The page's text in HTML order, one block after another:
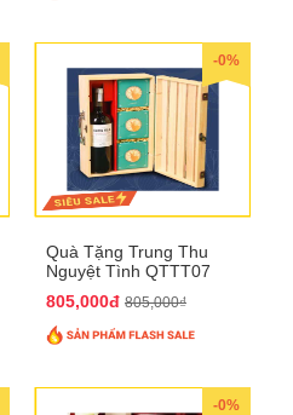
-0%
Quà Tặng Trung Thu
Nguyệt Tình QTTT07
805,000đ 805,000₫
-0%